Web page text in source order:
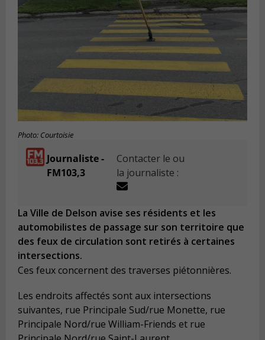
Photo: Courtoisie
Journaliste -
FM103,3
Contacter le ou
la journaliste :
La Ville de Delson avise ses résidents et les
automobilistes de passage sur son territoire que
des feux de circulation sont retirés à certaines
intersections.
Ces feux concernent des traverses piétonnières.
Les endroits affectés sont aux intersections
suivantes, rue Principale Sud/rue Monette, rue
Principale Nord/rue William-Friends et rue